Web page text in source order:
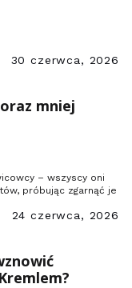
30 czerwca, 2026
mniej
– wszyscy oni
próbując zgarnąć je
24 czerwca, 2026